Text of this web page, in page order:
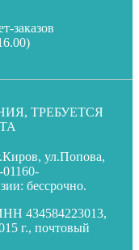
заказов
ТРЕБУЕТСЯ
ул.Попова,
бессрочно.
434584223013,
г., почтовый